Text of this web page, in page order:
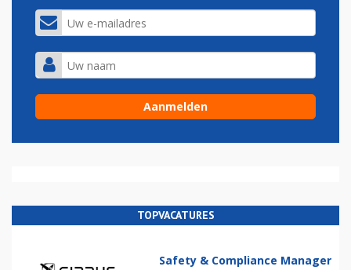
TOPVACATURES
Safety & Compliance Manager